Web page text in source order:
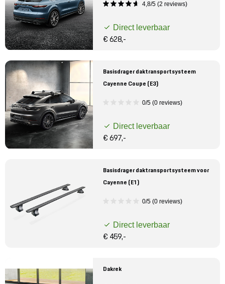
Porsche informatie
4,8/5 (2 reviews)
Direct leverbaar
€ 628,-
Basisdrager daktransportsysteem
Cayenne Coupe (E3)
0/5 (0 reviews)
Direct leverbaar
€ 697,-
Basisdrager daktransportsysteem voor
Cayenne (E1)
0/5 (0 reviews)
Direct leverbaar
€ 459,-
Dakrek